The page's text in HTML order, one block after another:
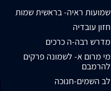
שמועות ראיה- בראשית שמות
חזון עובדיה
מדרש רבה-ה כרכים
מי מרום א- לשמונה פרקים
להרמבם
לב השמים-חנוכה